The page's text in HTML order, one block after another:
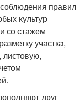
правил
культур
со стажем
участка,
друг